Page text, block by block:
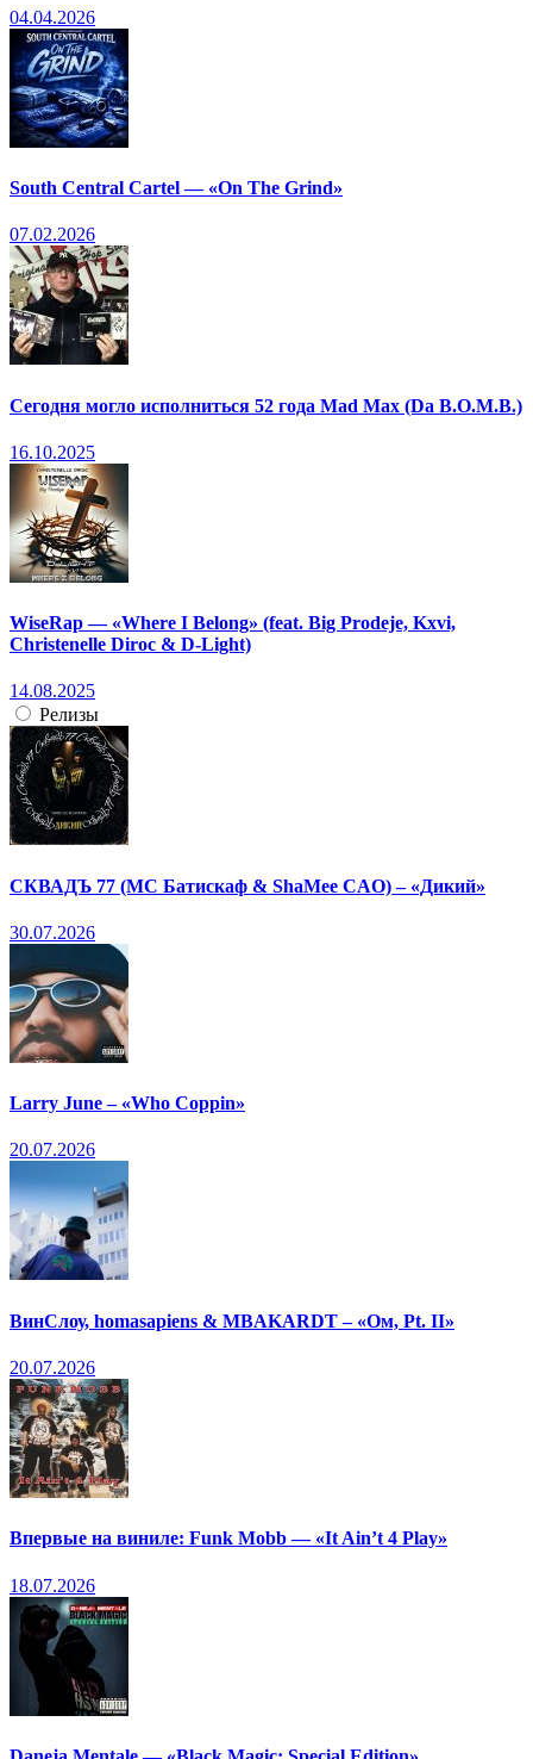
04.04.2026
South Central Cartel — «On The Grind»
07.02.2026
Сегодня могло исполниться 52 года Mad Max (Da B.O.M.B.)
16.10.2025
WiseRap — «Where I Belong» (feat. Big Prodeje, Kxvi,
Christenelle Diroc & D-Light)
14.08.2025
Релизы
СКВАДЪ 77 (МС Батискаф & ShaMee CAO) – «Дикий»
30.07.2026
Larry June – «Who Coppin»
20.07.2026
ВинСлоу, homasapiens & MBAKARDT – «Ом, Pt. II»
20.07.2026
Впервые на виниле: Funk Mobb — «It Ain’t 4 Play»
18.07.2026